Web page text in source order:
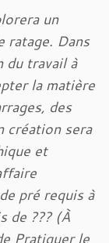
un
ratage. Dans
du travail à
la matière
des
création sera
et
pré requis à
de ??? (À
Pratiquer le